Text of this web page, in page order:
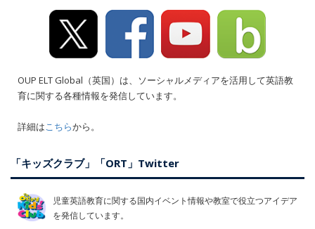
OUP ELT Global（英国）は、ソーシャルメディアを活用して英語教
育に関する各種情報を発信しています。
詳細はこちらから。
「キッズクラブ」「ORT」Twitter
児童英語教育に関する国内イベント情報や教室で役立つアイデア
を発信しています。